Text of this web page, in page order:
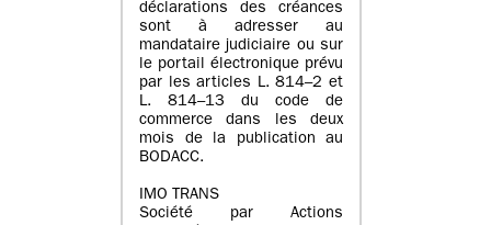
déclarations des créances
sont à adresser au
mandataire judiciaire ou sur
le portail électronique prévu
par les articles L. 814–2 et
L. 814–13 du code de
commerce dans les deux
mois de la publication au
BODACC.
IMO TRANS
Société par Actions